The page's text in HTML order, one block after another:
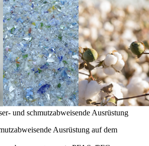
und schmutzabweisende Ausrüstung
Ausrüstung auf dem